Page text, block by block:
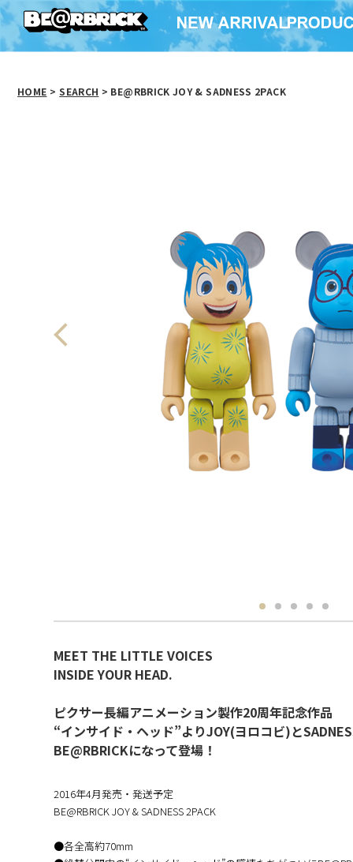
HOME > SEARCH > BE@RBRICK JOY & SADNESS 2PACK
MEET THE LITTLE VOICES
INSIDE YOUR HEAD.
ピクサー長編アニメーション製作20周年記念作品
“インサイド・ヘッド”よりJOY(ヨロコビ)と
BE@RBRICKになって登場！
2016年4月発売・発送予定
BE@RBRICK JOY & SADNESS 2PACK
●各全高約70mm